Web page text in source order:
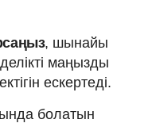
, шынайы
маңызды
ескертеді.
болатын